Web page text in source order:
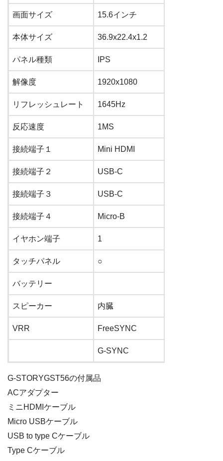
画面サイズ 15.6インチ
本体サイズ 36.9x22.4x1.2
パネル種類 IPS
解像度 1920x1080
リフレッシュレート 1645Hz
反応速度 1MS
接続端子１ Mini HDMI
接続端子２ USB-C
接続端子３ USB-C
接続端子４ Micro-B
イヤホン端子 1
タッチパネル ○
バッテリー
スピーカー 内臓
VRR FreeSYNC
G-SYNC
G-STORYGST56の付属品
ACアダプター
ミニHDMIケーブル
Micro USBケーブル
USB to type Cケーブル
Type Cケーブル